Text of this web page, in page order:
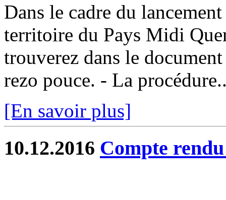
Dans le cadre du
territoire du Pays Midi
trouverez dans le
rezo pouce. - La
[En savoir plus]
10.12.2016 Compte